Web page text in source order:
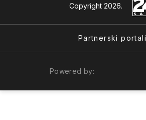
Copyright 2026.
Partnerski portali
Powered by: